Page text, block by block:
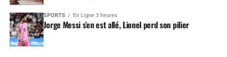
SPORTS En Ligne 3 heures
Jorge Messi s’en est allé, Lionel perd son pilier